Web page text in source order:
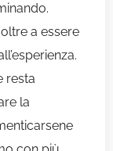
a essere
resta
la